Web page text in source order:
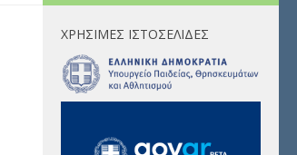
ΧΡΉΣΙΜΕΣ ΙΣΤΟΣΕΛΊΔΕΣ